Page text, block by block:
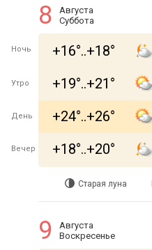
8
Августа
Суббота
Ночь +16°..+18°
Утро +19°..+21°
День +24°..+26°
Вечер +18°..+20°
Старая луна
9
Августа
Воскресенье